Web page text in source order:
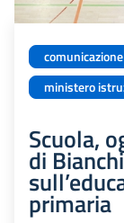
comunicazione
ministero
Scuola,
di
primaria